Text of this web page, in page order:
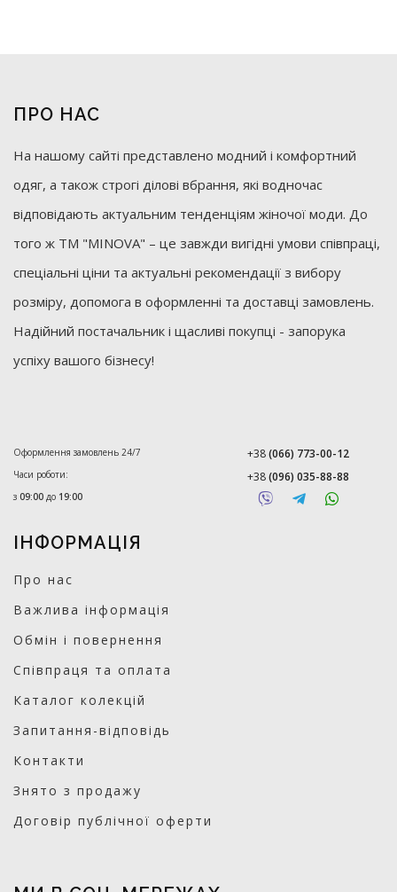
ПРО НАС
На нашому сайті представлено модний і комфортний
одяг, а також строгі ділові вбрання, які водночас
відповідають актуальним тенденціям жіночої моди. До
того ж ТМ "MINOVA" – це завжди вигідні умови співпраці,
спеціальні ціни та актуальні рекомендації з вибору
розміру, допомога в оформленні та доставці замовлень.
Надійний постачальник і щасливі покупці - запорука
успіху вашого бізнесу!
Оформлення замовлень 24/7
Часи роботи:
з 09:00 до 19:00
+38(066) 773-00-12
+38(096) 035-88-88
ІНФОРМАЦІЯ
Про нас
Важлива інформація
Обмін і повернення
Співпраця та оплата
Каталог колекцій
Запитання-відповідь
Контакти
Знято з продажу
Договір публічної оферти